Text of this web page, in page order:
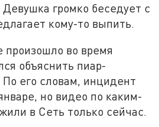
громко беседует с
кому-то выпить.
во время
объяснить пиар-
По его словам, инцидент
но видео по каким-
в Сеть только сейчас.